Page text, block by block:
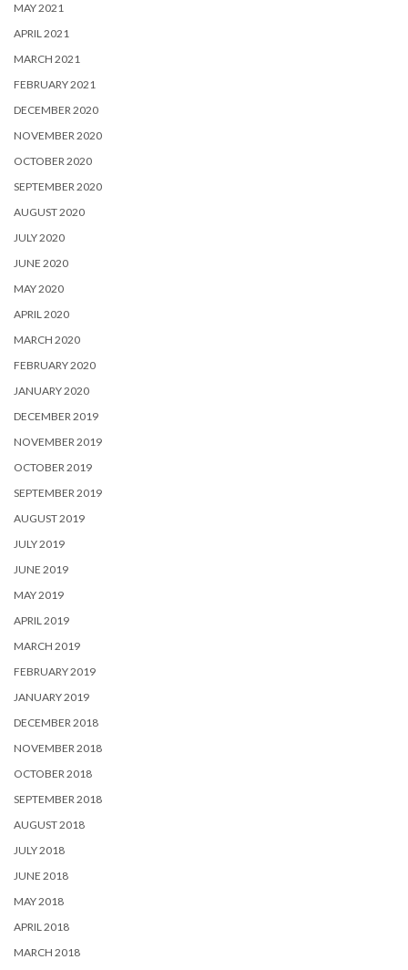
MAY 2021
APRIL 2021
MARCH 2021
FEBRUARY 2021
DECEMBER 2020
NOVEMBER 2020
OCTOBER 2020
SEPTEMBER 2020
AUGUST 2020
JULY 2020
JUNE 2020
MAY 2020
APRIL 2020
MARCH 2020
FEBRUARY 2020
JANUARY 2020
DECEMBER 2019
NOVEMBER 2019
OCTOBER 2019
SEPTEMBER 2019
AUGUST 2019
JULY 2019
JUNE 2019
MAY 2019
APRIL 2019
MARCH 2019
FEBRUARY 2019
JANUARY 2019
DECEMBER 2018
NOVEMBER 2018
OCTOBER 2018
SEPTEMBER 2018
AUGUST 2018
JULY 2018
JUNE 2018
MAY 2018
APRIL 2018
MARCH 2018